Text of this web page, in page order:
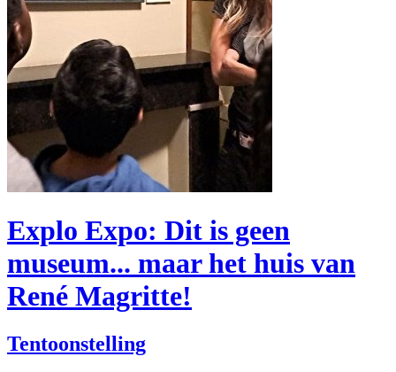
Explo Expo: Dit is geen
museum... maar het huis van
René Magritte!
Tentoonstelling